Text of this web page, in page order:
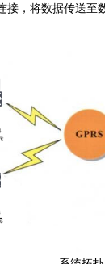
，将数据传送